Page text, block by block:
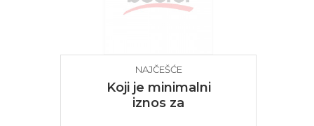
NAJČEŠĆE
POSTAVLJANA PITANJA
Koji je minimalni
iznos za